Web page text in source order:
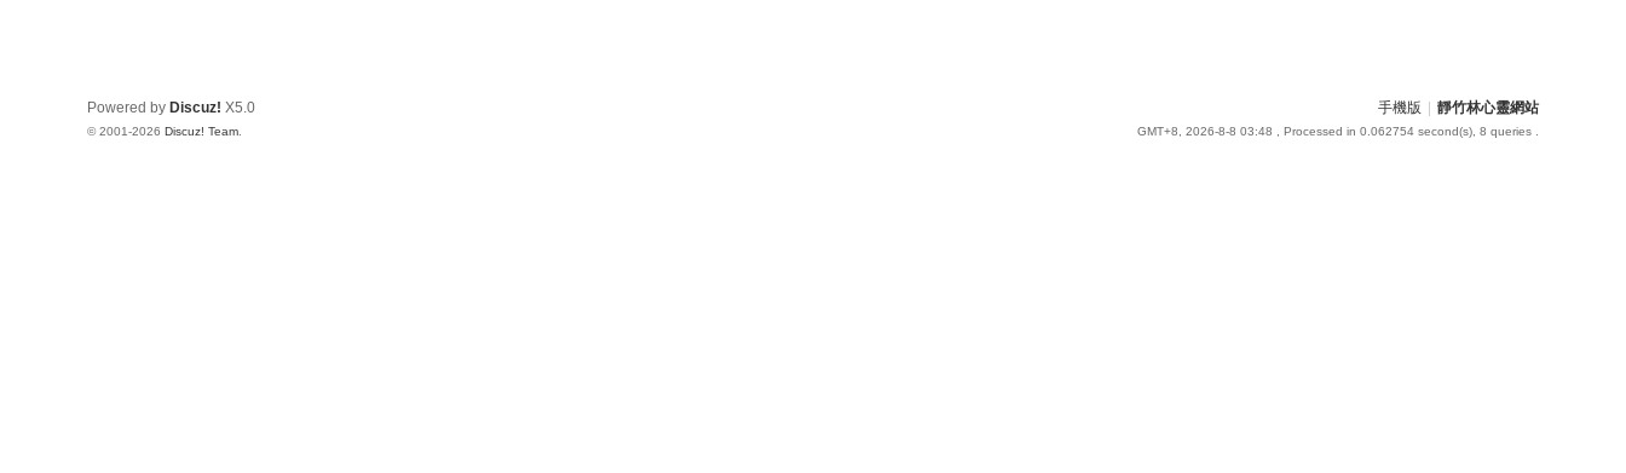
手機版 靜竹林心靈網站
GMT+8, 2026-8-8 03:48 , Processed in 0.062754 second(s), 8 queries .
Powered by Discuz! X5.0
© 2001-2026 Discuz! Team